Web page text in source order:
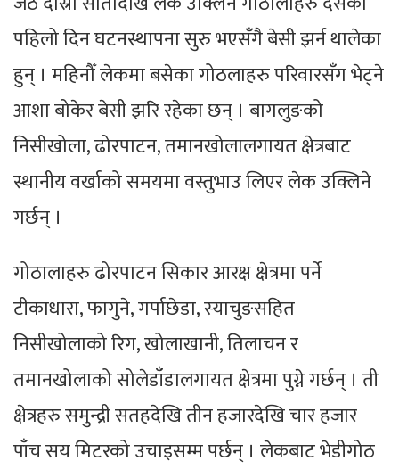
पहिलो दिन घटनस्थापना सुरु भएसँगै बेसी झर्न थालेका
हुन् । महिनौँ लेकमा बसेका गोठलाहरु परिवारसँग भेट्ने
आशा बोकेर बेसी झरि रहेका छन् । बागलुङको
निसीखोला, ढोरपाटन, तमानखोलालगायत क्षेत्रबाट
स्थानीय वर्खाको समयमा वस्तुभाउ लिएर लेक उक्लिने
गर्छन् ।
गोठालाहरु ढोरपाटन सिकार आरक्ष क्षेत्रमा पर्ने
टीकाधारा, फागुने, गर्पाछेडा, स्याचुङसहित
निसीखोलाको रिग, खोलाखानी, तिलाचन र
तमानखोलाको सोलेडाँडालगायत क्षेत्रमा पुग्ने गर्छन् । ती
क्षेत्रहरु समुन्द्री सतहदेखि तीन हजारदेखि चार हजार
पाँच सय मिटरको उचाइसम्म पर्छन् । लेकबाट भेडीगोठ